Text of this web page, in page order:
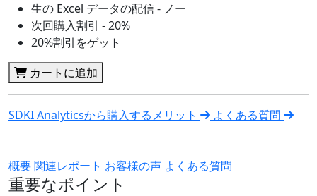
生の Excel データの配信 - ノー
次回購入割引 - 20%
20%割引をゲット
カートに追加
SDKI Analyticsから購入するメリット よくある質問
概要関連レポート お客様の声 よくある質問
重要なポイント